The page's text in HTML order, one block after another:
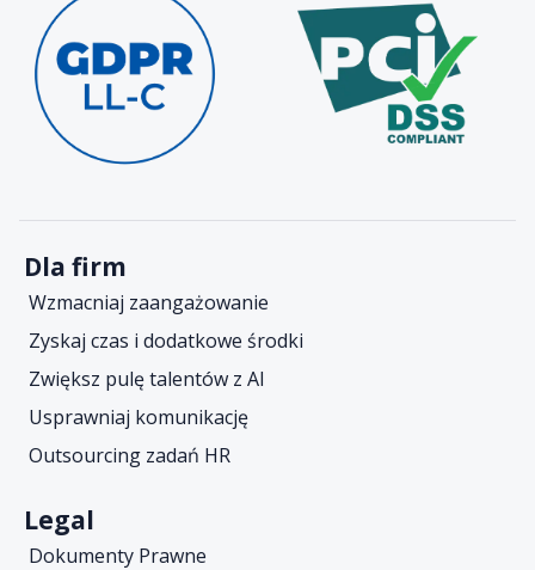
Dla firm
Wzmacniaj zaangażowanie
Zyskaj czas i dodatkowe środki
Zwiększ pulę talentów z AI
Usprawniaj komunikację
Outsourcing zadań HR
Legal
Dokumenty Prawne